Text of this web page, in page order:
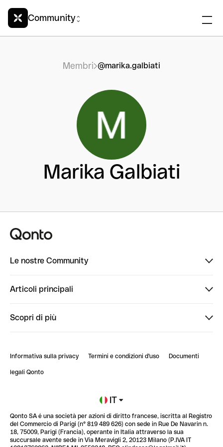
Community
Membri @marika.galbiati
Marika Galbiati
Le nostre Community
PowerUp
Articoli principali
StrongHer Mentorship | Notion: come organizzare...
Scopri di più
Blog
Glossario finanziario
Informativa sulla privacy Termini e condizioni d'uso Documenti
legali Qonto
IT
Qonto SA é una società per azioni di diritto francese, iscritta al Registro
del Commercio di Parigi (n° 819 489 626) con sede in Rue De Navarin n.
18, 75009, Parigi (Francia), operante in Italia attraverso la sua
succursale avente sede in Via Meravigli 2, 20123 Milano (P.IVA IT